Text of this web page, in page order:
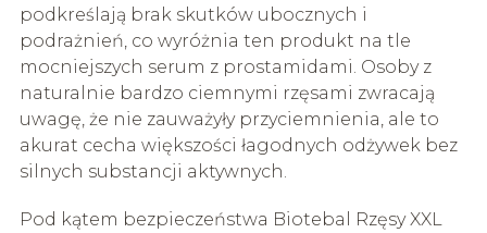
podkreślają brak skutków ubocznych i
podrażnień, co wyróżnia ten produkt na tle
mocniejszych serum z prostamidami. Osoby z
naturalnie bardzo ciemnymi rzęsami zwracają
uwagę, że nie zauważyły przyciemnienia, ale to
akurat cecha większości łagodnych odżywek bez
silnych substancji aktywnych.
Pod kątem bezpieczeństwa Biotebal Rzęsy XXL